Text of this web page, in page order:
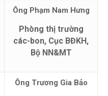
Ông Phạm Nam Hưng
Phòng thị trường
các-bon, Cục BĐKH,
Bộ NN&MT
Ông Trương Gia Bảo